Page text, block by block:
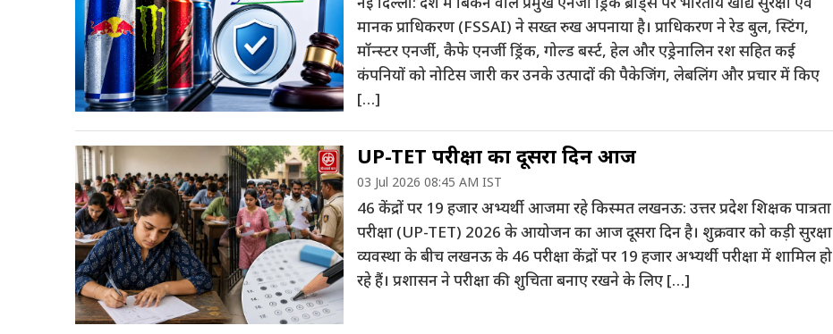
मानक प्राधिकरण (FSSAI) ने सख्त रुख अपनाया है। प्राधिकरण ने रेड बुल, स्टिंग,
मॉन्स्टर एनर्जी, कैफे एनर्जी ड्रिंक, गोल्ड बर्स्ट, हेल और एड्रेनालिन रश सहित कई
कंपनियों को नोटिस जारी कर उनके उत्पादों की पैकेजिंग, लेबलिंग और प्रचार में किए
[…]
UP-TET परीक्षा का दूसरा दिन आज
03 Jul 2026 08:45 AM IST
46 केंद्रों पर 19 हजार अभ्यर्थी आजमा रहे किस्मत लखनऊ: उत्तर प्रदेश शिक्षक पात्रता
परीक्षा (UP-TET) 2026 के आयोजन का आज दूसरा दिन है। शुक्रवार को कड़ी सुरक्षा
व्यवस्था के बीच लखनऊ के 46 परीक्षा केंद्रों पर 19 हजार अभ्यर्थी परीक्षा में शामिल हो
रहे हैं। प्रशासन ने परीक्षा की शुचिता बनाए रखने के लिए […]